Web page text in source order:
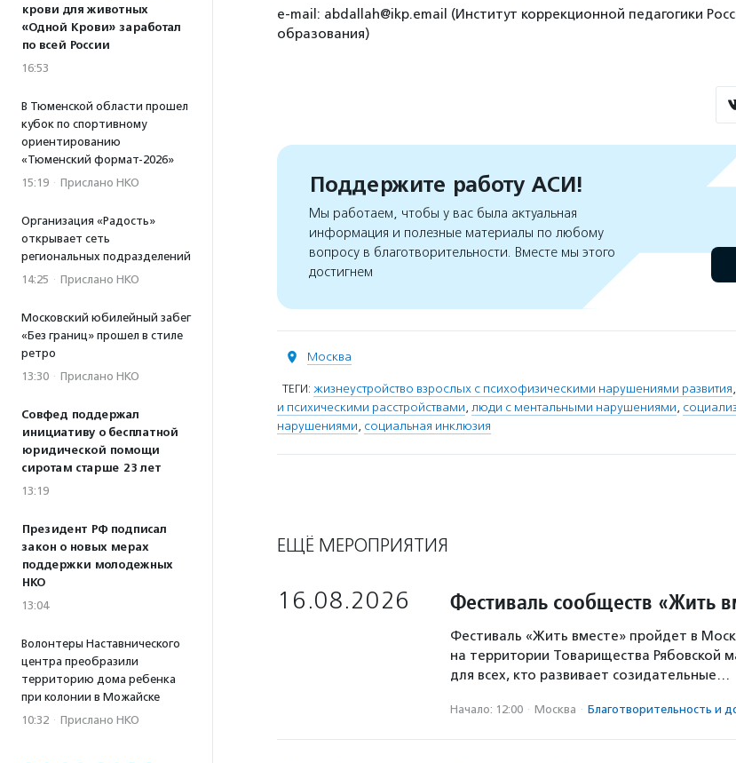
крови для животных
«Одной Крови» заработал
по всей России
16:53
В Тюменской области прошел
кубок по спортивному
ориентированию
«Тюменский формат-2026»
15:19 · Прислано НКО
Организация «Радость»
открывает сеть
региональных подразделений
14:25 · Прислано НКО
Московский юбилейный забег
«Без границ» прошел в стиле
ретро
13:30 · Прислано НКО
Совфед поддержал
инициативу о бесплатной
юридической помощи
сиротам старше 23 лет
13:19
Президент РФ подписал
закон о новых мерах
поддержки молодежных
НКО
13:04
Волонтеры Наставнического
центра преобразили
территорию дома ребенка
при колонии в Можайске
10:32 · Прислано НКО
e-mail: abdallah@ikp.email (Институт коррекционной педагогики
образования)
Поддержите работу АСИ!
Мы работаем, чтобы у вас была актуальная
информация и полезные материалы по любому
вопросу в благотворительности. Вместе мы этого
достигнем
Москва
ТЕГИ: жизнеустройство взрослых с психофизическими нарушениями развития,
и психическими расстройствами, люди с ментальными нарушениями,
нарушениями, социальная инклюзия
ЕЩЁ МЕРОПРИЯТИЯ
16.08.2026 Фестиваль сообществ «Жить
Фестиваль «Жить вместе» пройдет в
на территории Товарищества Рябовской
для всех, кто развивает созидательные…
Начало: 12:00 · Москва · Благотвори­тель­ность и